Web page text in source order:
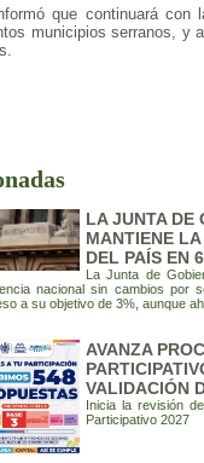
que continuará con
municipios serranos, y
LA JUNTA DE
MANTIENE
DEL PAÍS EN
La Junta de
nacional sin cambios por
a su objetivo de 3%, aunque
AVANZA
VALIDACIÓN
Inicia la revisión
Participativo 2027